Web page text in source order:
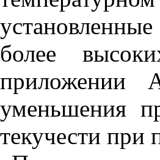
установленные
более
приложении
уменьшения
текучести при